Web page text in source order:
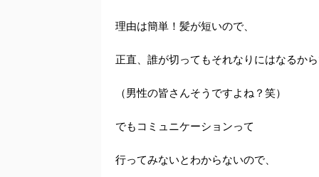
理由は簡単！髪が短いので、
正直、誰が切ってもそれなりにはなるか
（男性の皆さんそうですよね？笑）
でもコミュニケーションって
行ってみないとわからないので、